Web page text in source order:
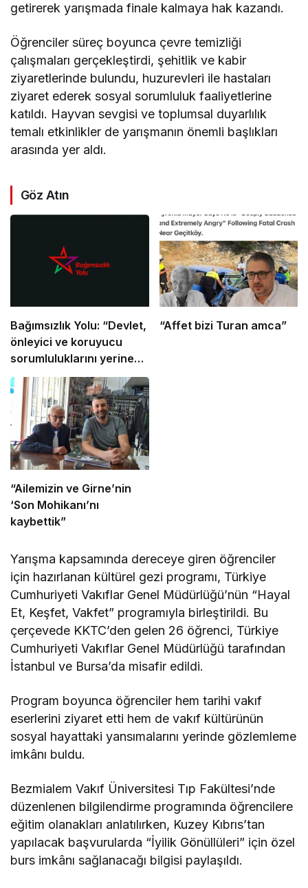
getirerek yarışmada finale kalmaya hak kazandı.
Öğrenciler süreç boyunca çevre temizliği
çalışmaları gerçekleştirdi, şehitlik ve kabir
ziyaretlerinde bulundu, huzurevleri ile hastaları
ziyaret ederek sosyal sorumluluk faaliyetlerine
katıldı. Hayvan sevgisi ve toplumsal duyarlılık
temalı etkinlikler de yarışmanın önemli başlıkları
arasında yer aldı.
Göz Atın
Bağımsızlık Yolu: “Devlet,
önleyici ve koruyucu
sorumluluklarını yerine
getirmeli”
“Affet bizi Turan amca”
“Ailemizin ve Girne’nin
‘Son Mohikanı’nı
kaybettik”
Yarışma kapsamında dereceye giren öğrenciler
için hazırlanan kültürel gezi programı, Türkiye
Cumhuriyeti Vakıflar Genel Müdürlüğü’nün “Hayal
Et, Keşfet, Vakfet” programıyla birleştirildi. Bu
çerçevede KKTC’den gelen 26 öğrenci, Türkiye
Cumhuriyeti Vakıflar Genel Müdürlüğü tarafından
İstanbul ve Bursa’da misafir edildi.
Program boyunca öğrenciler hem tarihi vakıf
eserlerini ziyaret etti hem de vakıf kültürünün
sosyal hayattaki yansımalarını yerinde gözlemleme
imkânı buldu.
Bezmialem Vakıf Üniversitesi Tıp Fakültesi’nde
düzenlenen bilgilendirme programında öğrencilere
eğitim olanakları anlatılırken, Kuzey Kıbrıs’tan
yapılacak başvurularda “İyilik Gönüllüleri” için özel
burs imkânı sağlanacağı bilgisi paylaşıldı.